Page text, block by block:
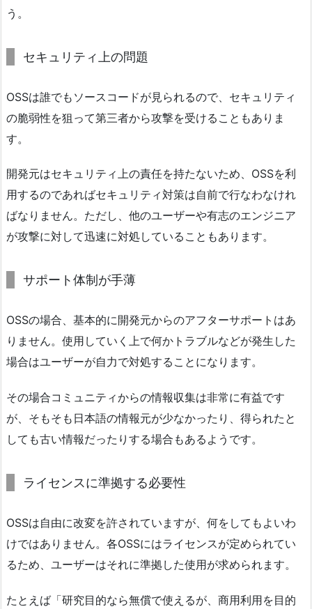
う。
セキュリティ上の問題
OSSは誰でもソースコードが見られるので、セキュリティ
の脆弱性を狙って第三者から攻撃を受けることもありま
す。
開発元はセキュリティ上の責任を持たないため、OSSを利
用するのであればセキュリティ対策は自前で行なわなけれ
ばなりません。ただし、他のユーザーや有志のエンジニア
が攻撃に対して迅速に対処していることもあります。
サポート体制が手薄
OSSの場合、基本的に開発元からのアフターサポートはあ
りません。使用していく上で何かトラブルなどが発生した
場合はユーザーが自力で対処することになります。
その場合コミュニティからの情報収集は非常に有益です
が、そもそも日本語の情報元が少なかったり、得られたと
しても古い情報だったりする場合もあるようです。
ライセンスに準拠する必要性
OSSは自由に改変を許されていますが、何をしてもよいわ
けではありません。各OSSにはライセンスが定められてい
るため、ユーザーはそれに準拠した使用が求められます。
たとえば「研究目的なら無償で使えるが、商用利用を目的